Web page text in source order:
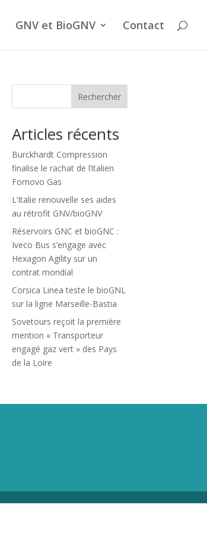
GNV et BioGNV Contact
Rechercher
Articles récents
Burckhardt Compression
finalise le rachat de l’italien
Fornovo Gas
L’Italie renouvelle ses aides
au rétrofit GNV/bioGNV
Réservoirs GNC et bioGNC :
Iveco Bus s’engage avec
Hexagon Agility sur un
contrat mondial
Corsica Linea teste le bioGNL
sur la ligne Marseille-Bastia
Sovetours reçoit la première
mention « Transporteur
engagé gaz vert » des Pays
de la Loire